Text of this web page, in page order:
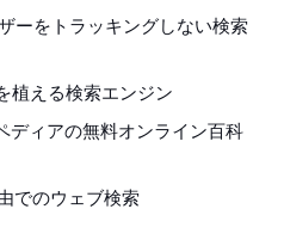
ーをトラッキングしない検索
植える検索エンジン
ィアの無料オンライン百科
でのウェブ検索